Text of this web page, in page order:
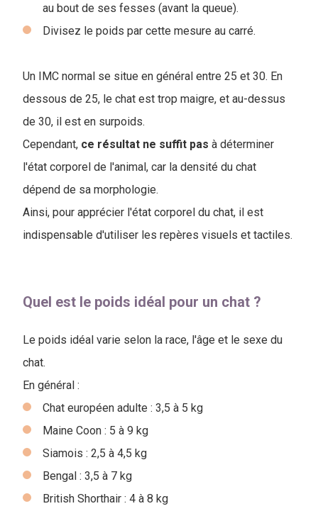
au bout de ses fesses (avant la queue).
Divisez le poids par cette mesure au carré.
Un IMC normal se situe en général entre 25 et 30. En
dessous de 25, le chat est trop maigre, et au-dessus
de 30, il est en surpoids.
Cependant, ce résultat ne suffit pas à déterminer
l'état corporel de l'animal, car la densité du chat
dépend de sa morphologie.
Ainsi, pour apprécier l'état corporel du chat, il est
indispensable d'utiliser les repères visuels et tactiles.
Quel est le poids idéal pour un chat ?
Le poids idéal varie selon la race, l'âge et le sexe du
chat.
En général :
Chat européen adulte : 3,5 à 5 kg
Maine Coon : 5 à 9 kg
Siamois : 2,5 à 4,5 kg
Bengal : 3,5 à 7 kg
British Shorthair : 4 à 8 kg